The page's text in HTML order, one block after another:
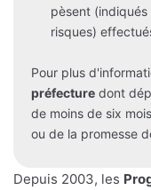
pèsent
risques)
Pour plus
préfecture dont
de moins de six
ou de la promesse
Depuis 2003, les